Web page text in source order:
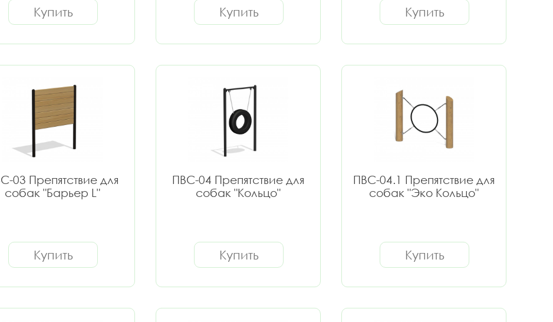
Купить Купить Купить
03 Препятствие для
собак "Барьер L"
Купить
ПВС-04 Препятствие для
собак "Кольцо"
Купить
ПВС-04.1 Препятствие для
собак "Эко Кольцо"
Купить